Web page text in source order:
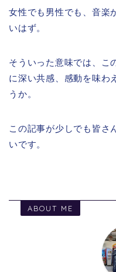
女性でも男性でも、音楽
いはず。
そういった意味では、こ
に深い共感、感動を味わ
うか。
この記事が少しでも皆さ
いです。
ABOUT ME